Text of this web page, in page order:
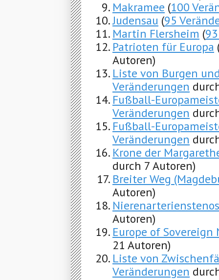
Makramee (100
Judensau (95
Martin Flersheim (
Patrioten für Europa
Autoren)
Liste von Burgen
Veränderungen
Fußball-
Veränderungen
Fußball-
Veränderungen
Krone der
durch 7 Autoren)
Breiter Weg
Autoren)
Autoren)
Europe of Sovereign
21 Autoren)
Liste von
Veränderungen